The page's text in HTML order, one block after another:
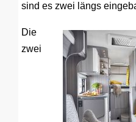
sind es zwei längs
Die
zwei